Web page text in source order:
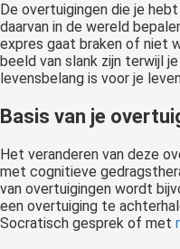
De overtuigingen die je
daarvan in de wereld
expres gaat braken of niet
beeld van slank zijn terwijl
levensbelang is voor je
Basis van je
Het veranderen van deze
met cognitieve
van overtuigingen wordt
een overtuiging te
Socratisch gesprek of met